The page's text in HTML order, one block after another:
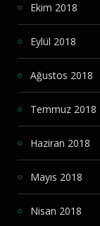
Ekim 2018
Eylül 2018
Ağustos 2018
Temmuz 2018
Haziran 2018
Mayıs 2018
Nisan 2018